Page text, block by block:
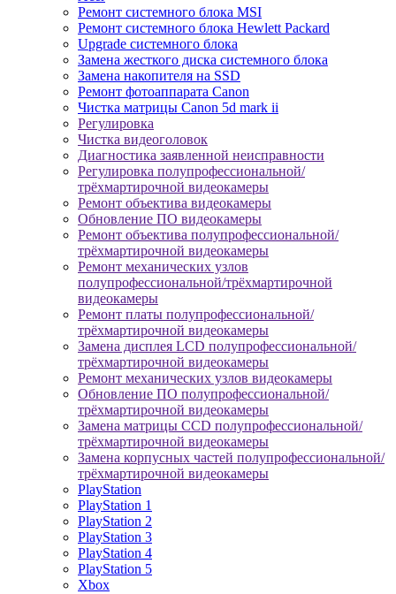
Ремонт системного блока MSI
Ремонт системного блока Hewlett Packard
Upgrade системного блока
Замена жесткого диска системного блока
Замена накопителя на SSD
Ремонт фотоаппарата Canon
Чистка матрицы Canon 5d mark ii
Регулировка
Чистка видеоголовок
Диагностика заявленной неисправности
Регулировка полупрофессиональной/
трёхмартирочной видеокамеры
Ремонт объектива видеокамеры
Обновление ПО видеокамеры
Ремонт объектива полупрофессиональной/
трёхмартирочной видеокамеры
Ремонт механических узлов
полупрофессиональной/трёхмартирочной
видеокамеры
Ремонт платы полупрофессиональной/
трёхмартирочной видеокамеры
Замена дисплея LCD полупрофессиональной/
трёхмартирочной видеокамеры
Ремонт механических узлов видеокамеры
Обновление ПО полупрофессиональной/
трёхмартирочной видеокамеры
Замена матрицы CCD полупрофессиональной/
трёхмартирочной видеокамеры
Замена корпусных частей полупрофессиональной/
трёхмартирочной видеокамеры
PlayStation
PlayStation 1
PlayStation 2
PlayStation 3
PlayStation 4
PlayStation 5
Xbox